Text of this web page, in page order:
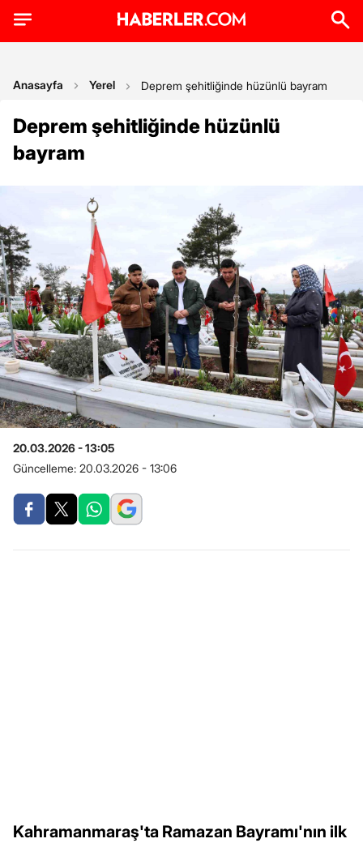
Anasayfa Yerel Deprem şehitliğinde hüzünlü bayram
Deprem şehitliğinde hüzünlü
bayram
20.03.2026 - 13:05
Güncelleme: 20.03.2026 - 13:06
Kahramanmaraş'ta Ramazan Bayramı'nın ilk